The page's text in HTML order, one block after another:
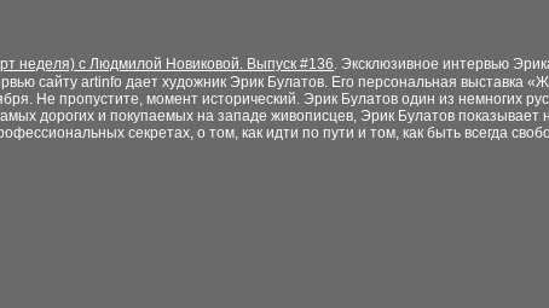
неделя) с Людмилой Новиковой. Выпуск #136. Эксклюзивное интервью
сайту artinfo дает художник Эрик Булатов. Его персональная выставка
Не пропустите, момент исторический. Эрик Булатов один из немногих
дорогих и покупаемых на западе живописцев, Эрик Булатов показывает
секретах, о том, как идти по пути и том, как быть всегда